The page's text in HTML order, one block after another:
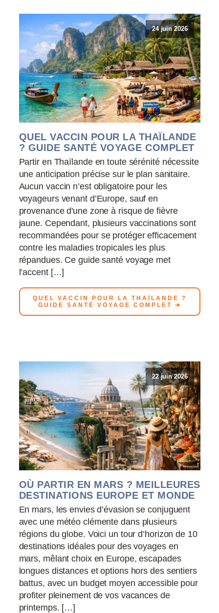
24 juin 2026
QUEL VACCIN POUR LA THAÏLANDE
? GUIDE SANTÉ VOYAGE COMPLET
Partir en Thaïlande en toute sérénité nécessite
une anticipation précise sur le plan sanitaire.
Aucun vaccin n’est obligatoire pour les
voyageurs venant d’Europe, sauf en
provenance d'une zone à risque de fièvre
jaune. Cependant, plusieurs vaccinations sont
recommandées pour se protéger efficacement
contre les maladies tropicales les plus
répandues. Ce guide santé voyage met
l’accent […]
QUEL VACCIN POUR LA THAÏLANDE ?
GUIDE SANTÉ VOYAGE COMPLET ➔
22 juin 2026
OÙ PARTIR EN MARS ? MEILLEURES
DESTINATIONS EUROPE ET MONDE
En mars, les envies d’évasion se conjuguent
avec une météo clémente dans plusieurs
régions du globe. Voici un tour d’horizon de 10
destinations idéales pour des voyages en
mars, mêlant choix en Europe, escapades
longues distances et options hors des sentiers
battus, avec un budget moyen accessible pour
profiter pleinement de vos vacances de
printemps. […]